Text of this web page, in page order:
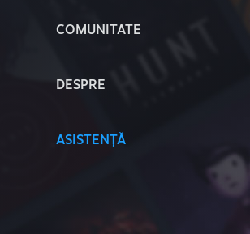
COMUNITATE
DESPRE
ASISTENȚĂ